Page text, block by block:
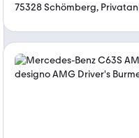
75328 Schömberg,